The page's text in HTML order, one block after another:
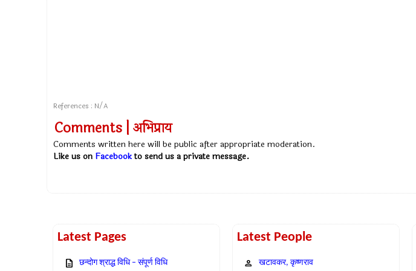
References : N/A
Comments | अभिप्राय
Comments written here will be public after appropriate moderation.
Like us on Facebookto send us a private message.
Latest Pages
छन्दोग श्राद्ध विधि – संपूर्ण विधि
Latest People
खटावकर, कृष्णराव